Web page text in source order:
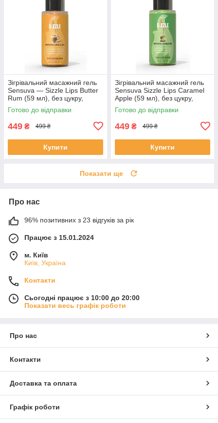
Зігрівальний масажний гель
Sensuva — Sizzle Lips Butter
Rum (59 мл), без цукру,
їстівний
Готово до відправки
449 ₴ 499 ₴
Купити
Зігрівальний масажний гель
Sensuva Sizzle Lips Caramel
Apple (59 мл), без цукру,
їстівний
Готово до відправки
449 ₴ 499 ₴
Купити
Показати ще
Про нас
96% позитивних з 23 відгуків за рік
Працює з 15.01.2024
м. Київ
Київ, Україна
Контакти
Сьогодні працює з 10:00 до 20:00
Показати весь графік роботи
Про нас
Контакти
Доставка та оплата
Графік роботи